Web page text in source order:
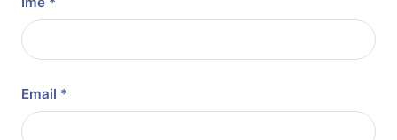
Email *